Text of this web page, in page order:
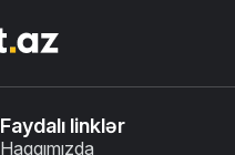
Faydalı linklər
Haqqımızda